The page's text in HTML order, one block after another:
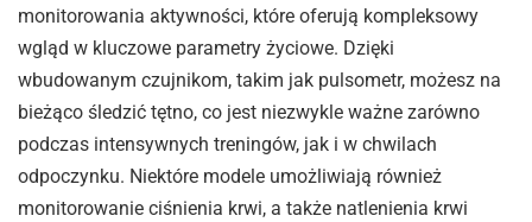
monitorowania aktywności, które oferują kompleksowy
wgląd w kluczowe parametry życiowe. Dzięki
wbudowanym czujnikom, takim jak pulsometr, możesz na
bieżąco śledzić tętno, co jest niezwykle ważne zarówno
podczas intensywnych treningów, jak i w chwilach
odpoczynku. Niektóre modele umożliwiają również
monitorowanie ciśnienia krwi, a także natlenienia krwi